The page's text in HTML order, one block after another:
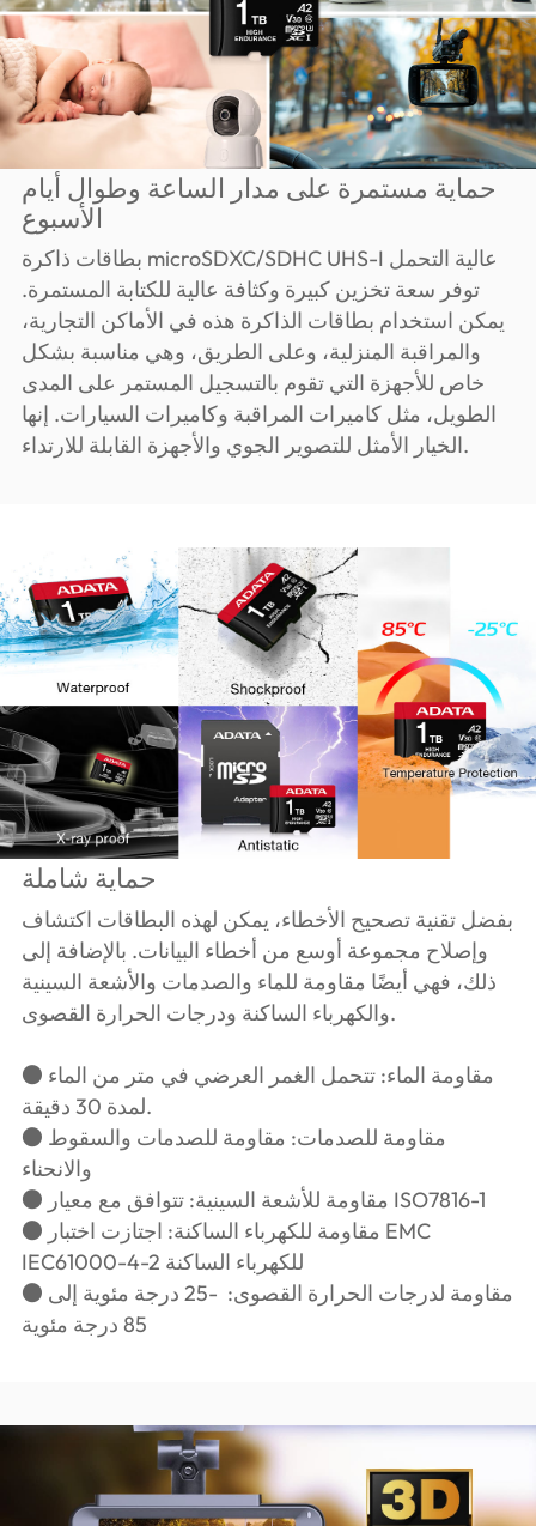
حماية مستمرة على مدار الساعة وطوال أيام
الأسبوع
بطاقات ذاكرة microSDXC/SDHC UHS-I عالية التحمل
توفر سعة تخزين كبيرة وكثافة عالية للكتابة المستمرة.
يمكن استخدام بطاقات الذاكرة هذه في الأماكن التجارية،
والمراقبة المنزلية، وعلى الطريق، وهي مناسبة بشكل
خاص للأجهزة التي تقوم بالتسجيل المستمر على المدى
الطويل، مثل كاميرات المراقبة وكاميرات السيارات. إنها
الخيار الأمثل للتصوير الجوي والأجهزة القابلة للارتداء.
حماية شاملة
بفضل تقنية تصحيح الأخطاء، يمكن لهذه البطاقات اكتشاف
وإصلاح مجموعة أوسع من أخطاء البيانات. بالإضافة إلى
ذلك، فهي أيضًا مقاومة للماء والصدمات والأشعة السينية
والكهرباء الساكنة ودرجات الحرارة القصوى.
● مقاومة الماء: تتحمل الغمر العرضي في متر من الماء
لمدة 30 دقيقة.
● مقاومة للصدمات: مقاومة للصدمات والسقوط
والانحناء
● مقاومة للأشعة السينية: تتوافق مع معيار ISO7816-1
● مقاومة للكهرباء الساكنة: اجتازت اختبار EMC
IEC61000-4-2 للكهرباء الساكنة
● مقاومة لدرجات الحرارة القصوى: -25 درجة مئوية إلى
85 درجة مئوية